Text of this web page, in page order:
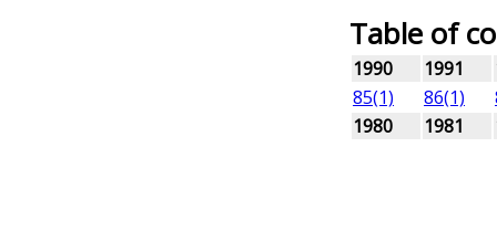
Table of
1990 1991
85(1)
86(1)
1980
1981